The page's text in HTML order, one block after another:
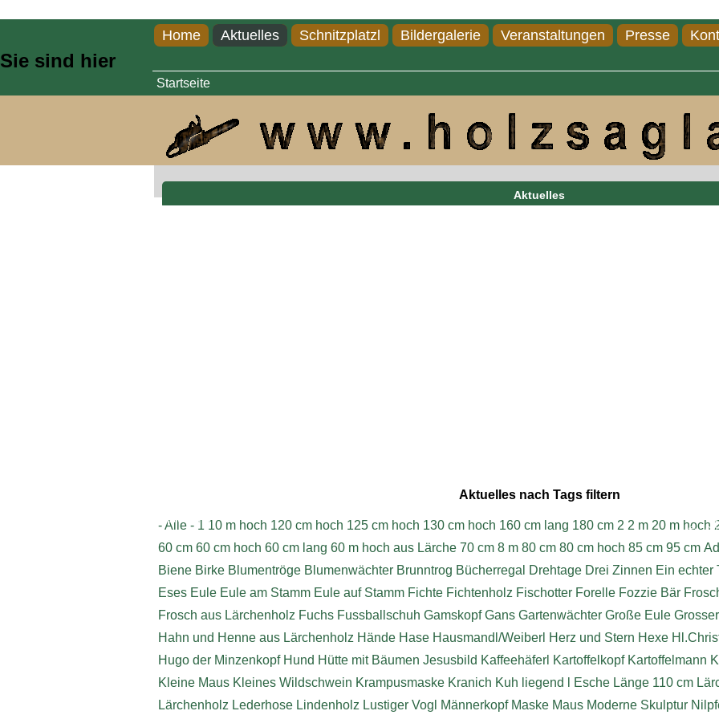
Home Aktuelles Schnitzplatzl Bildergalerie Veranstaltungen Presse
Sie sind hier
Startseite
Aktuelles
Aktuelles nach Tags filtern
- Alle - 1 10 m hoch 120 cm hoch 125 cm hoch 130 cm hoch 160 cm lang 180 cm 2 2 m 20 m hoch
60 cm 60 cm hoch 60 cm lang 60 m hoch aus Lärche 70 cm 8 m 80 cm 80 cm hoch 85 cm 95 cm
Biene Birke Blumentröge Blumenwächter Brunntrog Bücherregal Drehtage Drei Zinnen Ein echter
Eses Eule Eule am Stamm Eule auf Stamm Fichte Fichtenholz Fischotter Forelle Fozzie Bär
Frosch aus Lärchenholz Fuchs Fussballschuh Gamskopf Gans Gartenwächter Große Eule
Hahn und Henne aus Lärchenholz Hände Hase Hausmandl/Weiberl Herz und Stern Hexe
Hugo der Minzenkopf Hund Hütte mit Bäumen Jesusbild Kaffeehäferl Kartoffelkopf Kartoffelmann
Kleine Maus Kleines Wildschwein Krampusmaske Kranich Kuh liegend l Esche Länge 110 cm
Lärchenholz Lederhose Lindenholz Lustiger Vogl Männerkopf Maske Maus Moderne Skulptur
Impressum
©